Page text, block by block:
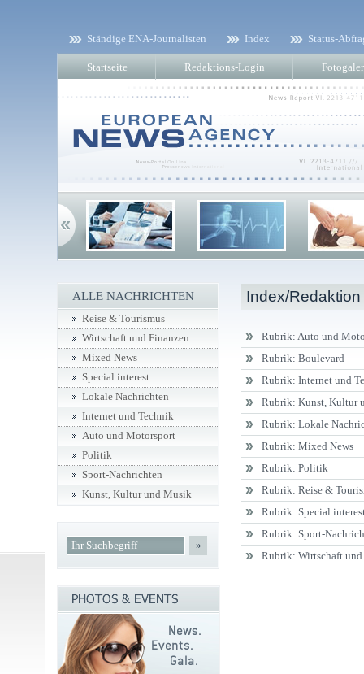
Ständige ENA-Journalisten Index Status-
Startseite Redaktions-Login
Index/Redaktion
Rubrik: Auto und
Rubrik: Boulevard
Rubrik: Internet und
Rubrik: Kunst, Kultur
Rubrik: Lokale
Rubrik: Mixed News
Rubrik: Politik
Rubrik: Reise &
Rubrik: Special
Rubrik: Sport-
Rubrik: Wirtschaft und
ALLE NACHRICHTEN
Reise & Tourismus
Wirtschaft und Finanzen
Mixed News
Special interest
Lokale Nachrichten
Internet und Technik
Auto und Motorsport
Politik
Sport-Nachrichten
Kunst, Kultur und Musik
»